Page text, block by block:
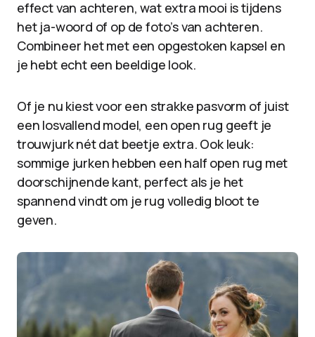
effect van achteren, wat extra mooi is tijdens
het ja-woord of op de foto’s van achteren.
Combineer het met een opgestoken kapsel en
je hebt echt een beeldige look.
Of je nu kiest voor een strakke pasvorm of juist
een losvallend model, een open rug geeft je
trouwjurk nét dat beetje extra. Ook leuk:
sommige jurken hebben een half open rug met
doorschijnende kant, perfect als je het
spannend vindt om je rug volledig bloot te
geven.